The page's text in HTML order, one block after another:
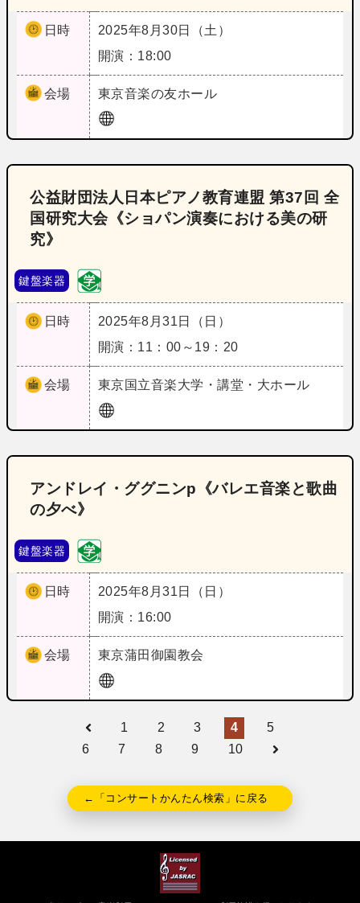
日時
2025年8月30日（土）
開演：18:00
会場 東京音楽の友ホール
公益財団法人日本ピアノ教育連盟 第37回 全
国研究大会《ショパン演奏における美の研
究》
鍵盤楽器
日時
2025年8月31日（日）
開演：11：00～19：20
会場 東京国立音楽大学・講堂・大ホール
アンドレイ・ググニンp《バレエ音楽と歌曲
の夕べ》
鍵盤楽器
日時
2025年8月31日（日）
開演：16:00
会場 東京蒲田御園教会
1 2 3 4
5
6
7 8 9 10
←「コンサートかんたん検索」に戻る